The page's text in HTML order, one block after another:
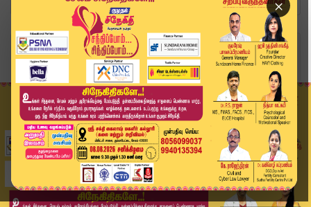
×
Home
வீடியோ ஸ்டோரி
🔴Live: CM Vijay Delhi Visit | பிரதமர் இல்லத்தி...